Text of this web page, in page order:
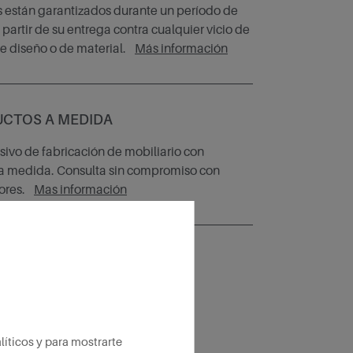
están garantizados durante un período de
partir de su entrega contra cualquier vicio de
diseño o de material.
Más información
A MEDIDA
de fabricación de mobiliario con
medida. Consulta sin compromiso con
Mas información
y para mostrarte